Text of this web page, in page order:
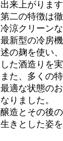
出来上がります
第二の特徴は
冷涼クリーン
最新型の冷房
述の麹を使い
した酒造りを
また、多くの
最適な状態の
なりました。
醸造とその後
生きとした姿